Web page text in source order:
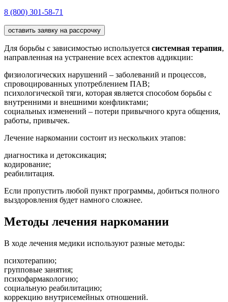
8 (800) 301-58-71
оставить заявку на рассрочку
Для борьбы с зависимостью используется системная терапия,
направленная на устранение всех аспектов аддикции:
физиологических нарушений – заболеваний и процессов,
спровоцированных употреблением ПАВ;
психологической тяги, которая является способом борьбы с
внутренними и внешними конфликтами;
социальных изменений – потери привычного круга общения,
работы, привычек.
Лечение наркомании состоит из нескольких этапов:
диагностика и детоксикация;
кодирование;
реабилитация.
Если пропустить любой пункт программы, добиться полного
выздоровления будет намного сложнее.
Методы лечения наркомании
В ходе лечения медики используют разные методы:
психотерапию;
групповые занятия;
психофармакологию;
социальную реабилитацию;
коррекцию внутрисемейных отношений.